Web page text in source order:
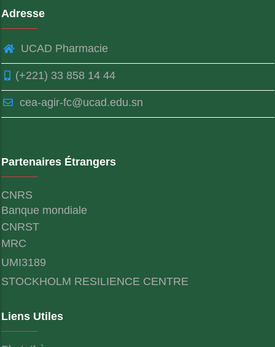
Adresse
UCAD Pharmacie
(+221) 33 858 14 44
cea-agir-fc@ucad.edu.sn
Partenaires Étrangers
CNRS
Banque mondiale
CNRST
MRC
UMI3189
STOCKHOLM RESILIENCE CENTRE
Liens Utiles